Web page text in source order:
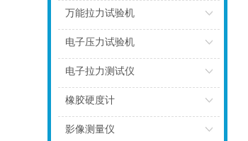
万能拉力试验机
电子压力试验机
电子拉力测试仪
橡胶硬度计
影像测量仪